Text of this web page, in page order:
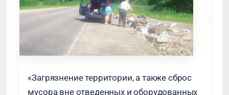
«Загрязнение территории, а также сброс
мусора вне отведенных и оборудованных